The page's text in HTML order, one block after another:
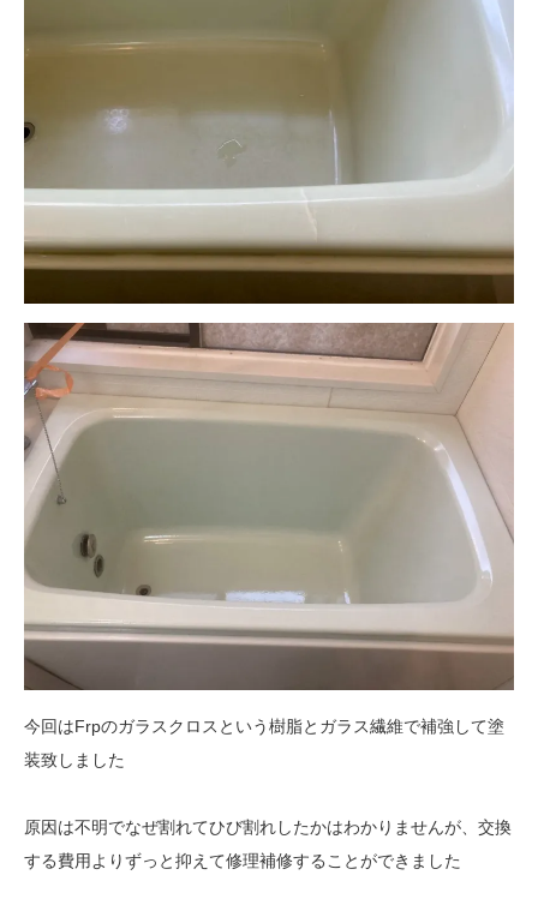
今回はFrpのガラスクロスという樹脂とガラス繊維で補強して塗
装致しました
原因は不明でなぜ割れてひび割れしたかはわかりませんが、交換
する費用よりずっと抑えて修理補修することができました